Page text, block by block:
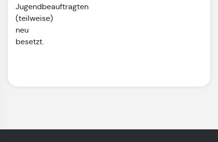
Jugendbeauftragten
(teilweise)
neu
besetzt.